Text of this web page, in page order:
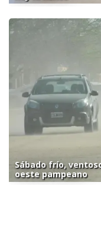
Sábado frío,
oeste pampeano